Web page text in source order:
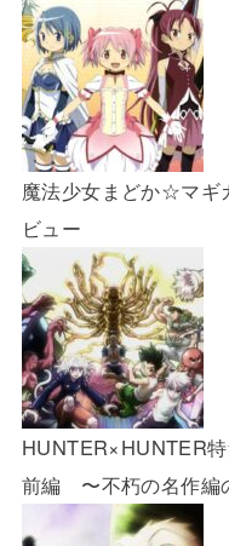
魔法少女まどか☆マギ
ビュー
HUNTER×HUNTER
前編 〜不朽の名作編